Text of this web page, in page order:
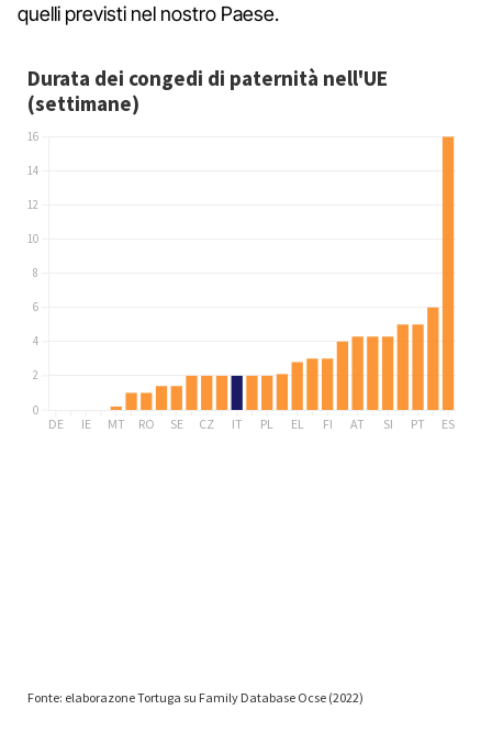
quelli previsti nel nostro Paese.